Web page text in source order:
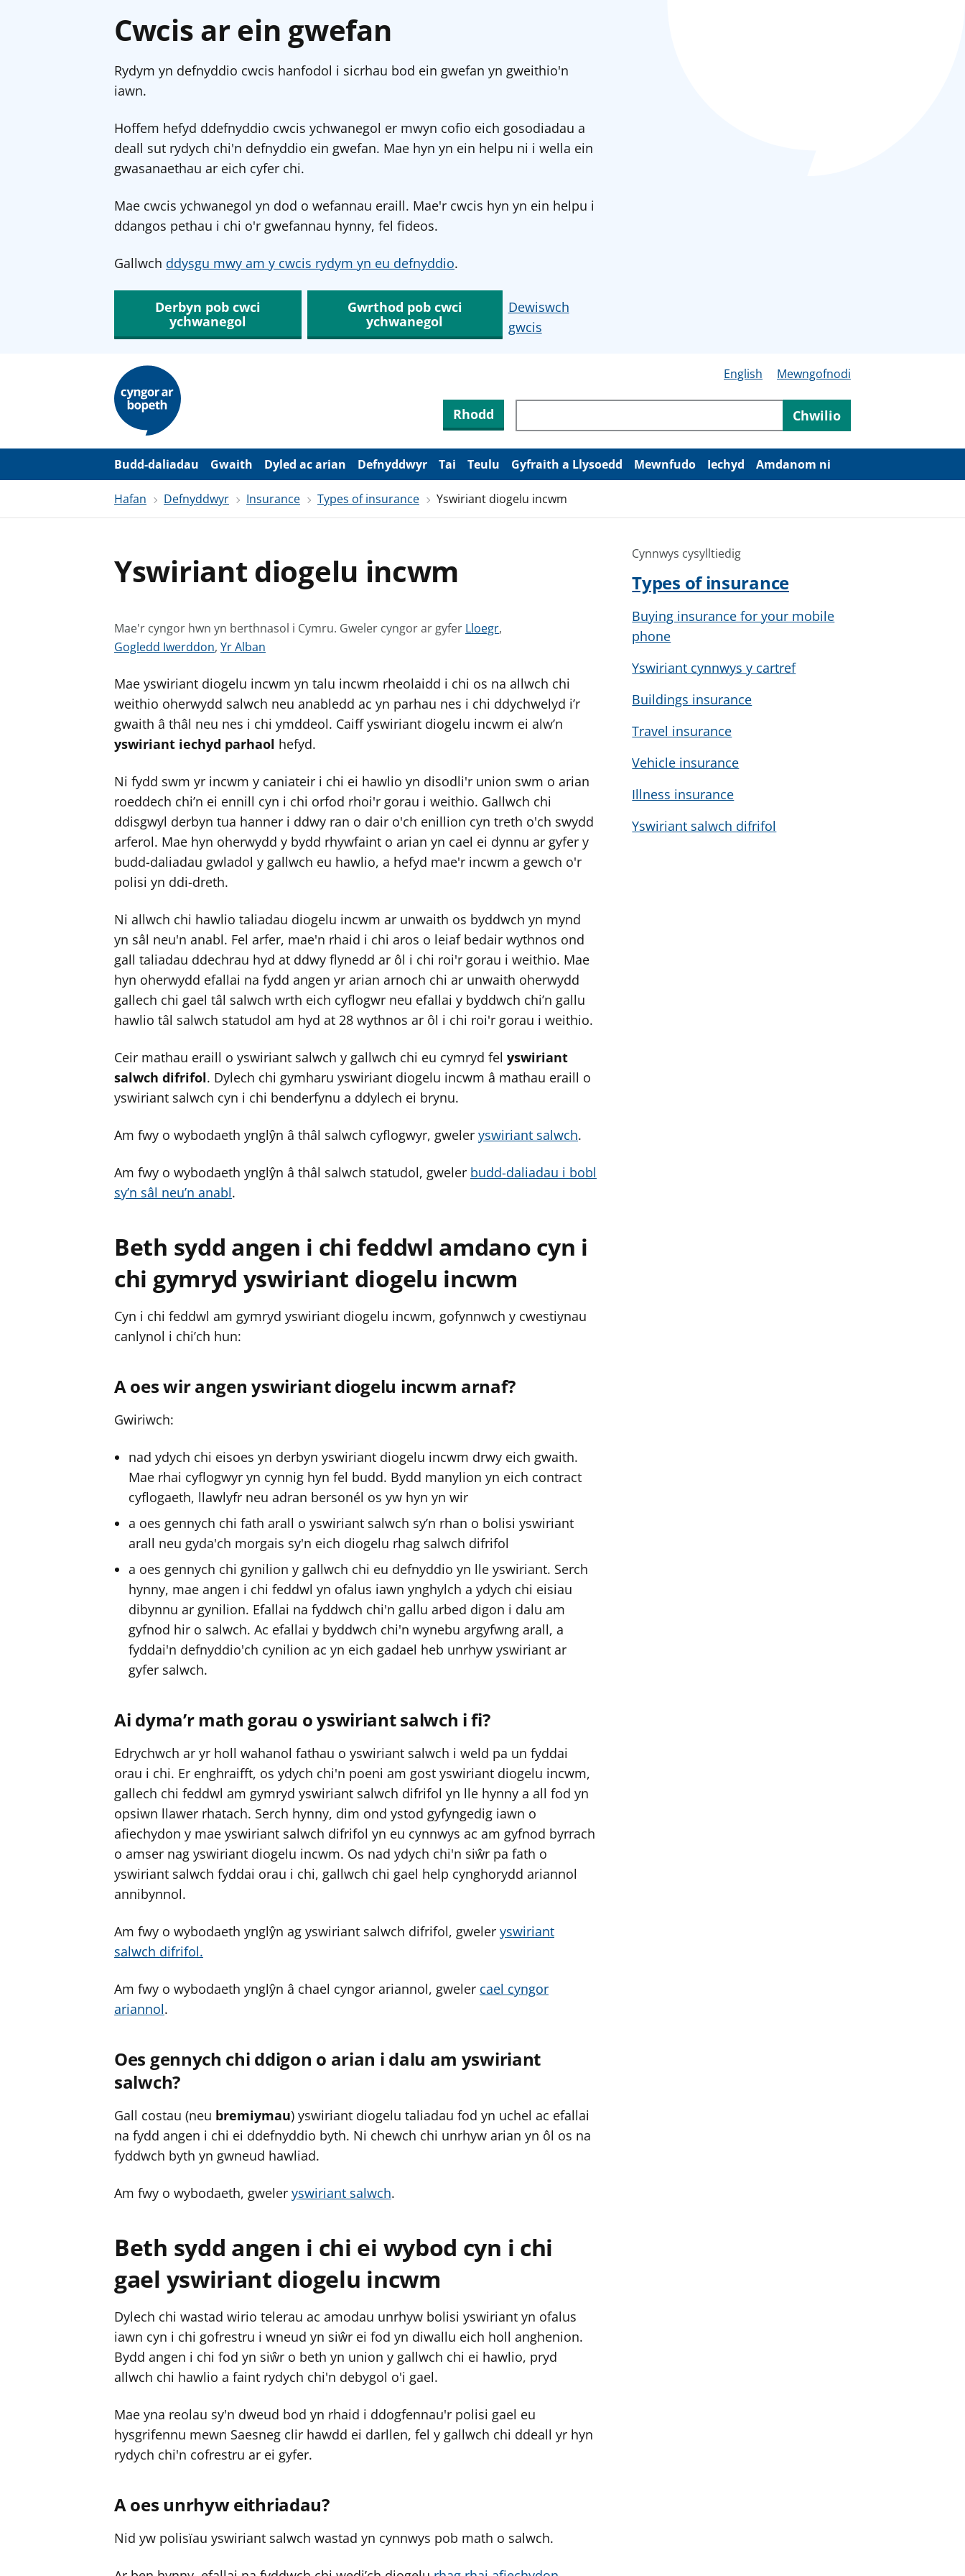
Cwcis ar ein gwefan
Rydym yn defnyddio cwcis hanfodol i sicrhau bod ein gwefan yn gweithio'n
iawn.
Hoffem hefyd ddefnyddio cwcis ychwanegol er mwyn cofio eich gosodiadau a
deall sut rydych chi'n defnyddio ein gwefan. Mae hyn yn ein helpu ni i wella ein
gwasanaethau ar eich cyfer chi.
Mae cwcis ychwanegol yn dod o wefannau eraill. Mae'r cwcis hyn yn ein helpu i
ddangos pethau i chi o'r gwefannau hynny, fel fideos.
Gallwch ddysgu mwy am y cwcis rydym yn eu defnyddio.
Derbyn pob cwci
ychwanegol
Gwrthod pob cwci
ychwanegol
Dewiswch
gwcis
i
English Mewngofnodi
Rhodd Chwilio
Budd-daliadau Gwaith Dyled ac arian Defnyddwyr Tai Teulu Gyfraith a Llysoedd Mewnfudo Iechyd Amdanom ni
Hafan Defnyddwyr Insurance Types of insurance Yswiriant diogelu incwm
Yswiriant diogelu incwm
Mae'r cyngor hwn yn berthnasol i Cymru. Gweler cyngor ar gyfer G
l
e
r
n
g
a
f
e
r
Lloegr,
G
e
l
e
r
y
n
r
a
r
y
f
e
r
Gogledd Iwerddon, G
e
l
e
r
y
n
o
r
a
r
y
f
e
r
Yr Alban
Mae yswiriant diogelu incwm yn talu incwm rheolaidd i chi os na allwch chi
weithio oherwydd salwch neu anabledd ac yn parhau nes i chi ddychwelyd i’r
gwaith â thâl neu nes i chi ymddeol. Caiff yswiriant diogelu incwm ei alw’n
yswiriant iechyd parhaol hefyd.
Ni fydd swm yr incwm y caniateir i chi ei hawlio yn disodli'r union swm o arian
roeddech chi’n ei ennill cyn i chi orfod rhoi'r gorau i weithio. Gallwch chi
ddisgwyl derbyn tua hanner i ddwy ran o dair o'ch enillion cyn treth o'ch swydd
arferol. Mae hyn oherwydd y bydd rhywfaint o arian yn cael ei dynnu ar gyfer y
budd-daliadau gwladol y gallwch eu hawlio, a hefyd mae'r incwm a gewch o'r
polisi yn ddi-dreth.
Ni allwch chi hawlio taliadau diogelu incwm ar unwaith os byddwch yn mynd
yn sâl neu'n anabl. Fel arfer, mae'n rhaid i chi aros o leiaf bedair wythnos ond
gall taliadau ddechrau hyd at ddwy flynedd ar ôl i chi roi'r gorau i weithio. Mae
hyn oherwydd efallai na fydd angen yr arian arnoch chi ar unwaith oherwydd
gallech chi gael tâl salwch wrth eich cyflogwr neu efallai y byddwch chi’n gallu
hawlio tâl salwch statudol am hyd at 28 wythnos ar ôl i chi roi'r gorau i weithio.
Ceir mathau eraill o yswiriant salwch y gallwch chi eu cymryd fel yswiriant
salwch difrifol. Dylech chi gymharu yswiriant diogelu incwm â mathau eraill o
yswiriant salwch cyn i chi benderfynu a ddylech ei brynu.
Am fwy o wybodaeth ynglŷn â thâl salwch cyflogwyr, gweler yswiriant salwch.
Am fwy o wybodaeth ynglŷn â thâl salwch statudol, gweler budd-daliadau i bobl
sy’n sâl neu’n anabl.
Beth sydd angen i chi feddwl amdano cyn i
chi gymryd yswiriant diogelu incwm
Cyn i chi feddwl am gymryd yswiriant diogelu incwm, gofynnwch y cwestiynau
canlynol i chi’ch hun:
A oes wir angen yswiriant diogelu incwm arnaf?
Gwiriwch:
nad ydych chi eisoes yn derbyn yswiriant diogelu incwm drwy eich gwaith.
Mae rhai cyflogwyr yn cynnig hyn fel budd. Bydd manylion yn eich contract
cyflogaeth, llawlyfr neu adran bersonél os yw hyn yn wir
a oes gennych chi fath arall o yswiriant salwch sy’n rhan o bolisi yswiriant
arall neu gyda'ch morgais sy'n eich diogelu rhag salwch difrifol
a oes gennych chi gynilion y gallwch chi eu defnyddio yn lle yswiriant. Serch
hynny, mae angen i chi feddwl yn ofalus iawn ynghylch a ydych chi eisiau
dibynnu ar gynilion. Efallai na fyddwch chi'n gallu arbed digon i dalu am
gyfnod hir o salwch. Ac efallai y byddwch chi'n wynebu argyfwng arall, a
fyddai'n defnyddio'ch cynilion ac yn eich gadael heb unrhyw yswiriant ar
gyfer salwch.
Ai dyma’r math gorau o yswiriant salwch i fi?
Edrychwch ar yr holl wahanol fathau o yswiriant salwch i weld pa un fyddai
orau i chi. Er enghraifft, os ydych chi'n poeni am gost yswiriant diogelu incwm,
gallech chi feddwl am gymryd yswiriant salwch difrifol yn lle hynny a all fod yn
opsiwn llawer rhatach. Serch hynny, dim ond ystod gyfyngedig iawn o
afiechydon y mae yswiriant salwch difrifol yn eu cynnwys ac am gyfnod byrrach
o amser nag yswiriant diogelu incwm. Os nad ydych chi'n siŵr pa fath o
yswiriant salwch fyddai orau i chi, gallwch chi gael help cynghorydd ariannol
annibynnol.
Am fwy o wybodaeth ynglŷn ag yswiriant salwch difrifol, gweler yswiriant
salwch difrifol.
Am fwy o wybodaeth ynglŷn â chael cyngor ariannol, gweler cael cyngor
ariannol.
Oes gennych chi ddigon o arian i dalu am yswiriant
salwch?
Gall costau (neu bremiymau) yswiriant diogelu taliadau fod yn uchel ac efallai
na fydd angen i chi ei ddefnyddio byth. Ni chewch chi unrhyw arian yn ôl os na
fyddwch byth yn gwneud hawliad.
Am fwy o wybodaeth, gweler yswiriant salwch.
Beth sydd angen i chi ei wybod cyn i chi
gael yswiriant diogelu incwm
Dylech chi wastad wirio telerau ac amodau unrhyw bolisi yswiriant yn ofalus
iawn cyn i chi gofrestru i wneud yn siŵr ei fod yn diwallu eich holl anghenion.
Bydd angen i chi fod yn siŵr o beth yn union y gallwch chi ei hawlio, pryd
allwch chi hawlio a faint rydych chi'n debygol o'i gael.
Mae yna reolau sy'n dweud bod yn rhaid i ddogfennau'r polisi gael eu
hysgrifennu mewn Saesneg clir hawdd ei darllen, fel y gallwch chi ddeall yr hyn
rydych chi'n cofrestru ar ei gyfer.
A oes unrhyw eithriadau?
Nid yw polisïau yswiriant salwch wastad yn cynnwys pob math o salwch.
Cynnwys cysylltiedig
Types of insurance
Buying insurance for your mobile
phone
Yswiriant cynnwys y cartref
Buildings insurance
Travel insurance
Vehicle insurance
Illness insurance
Yswiriant salwch difrifol